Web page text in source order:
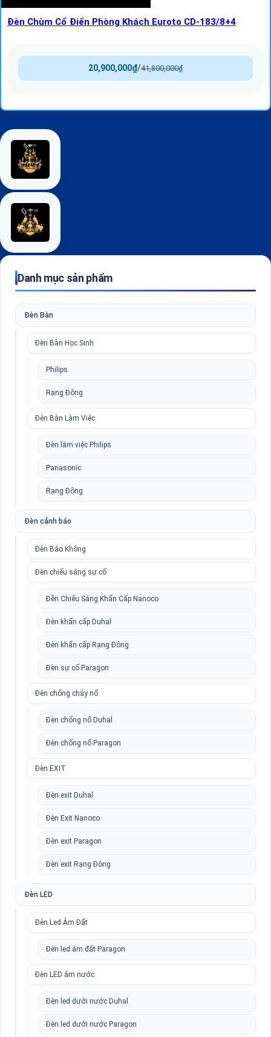
Đèn Chùm Cổ Điển Phòng Khách Euroto CD-183/8+4
41,800,000₫
/
20,900,000₫
Danh mục sản phẩm
Đèn Bàn
Đèn Bàn Học Sinh
Philips
Rạng Đông
Đèn Bàn Làm Việc
Đèn làm việc Philips
Panasonic
Rạng Đông
Đèn cảnh báo
Đèn Báo Không
Đèn chiếu sáng sự cố
Đền Chiếu Sáng Khẩn Cấp Nanoco
Đèn khẩn cấp Duhal
Đèn khẩn cấp Rạng Đông
Đèn sự cố Paragon
Đèn chống cháy nổ
Đèn chống nổ Duhal
Đèn chống nổ Paragon
Đèn EXIT
Đèn exit Duhal
Đèn Exit Nanoco
Đèn exit Paragon
Đèn exit Rạng Đông
Đèn LED
Đèn Led Âm Đất
Đèn led âm đất Paragon
Đèn LED âm nước
Đèn led dưới nước Duhal
Đèn led dưới nước Paragon